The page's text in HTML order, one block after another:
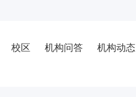
校区 机构问答 机构动态